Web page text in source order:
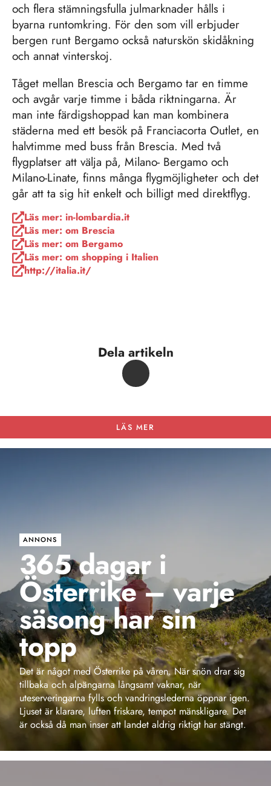
Tåget mellan Brescia och Bergamo tar en timme
och avgår varje timme i båda riktningarna. Är
man inte färdigshoppad kan man kombinera
städerna med ett besök på Franciacorta Outlet, en
halvtimme med buss från Brescia. Med två
flygplatser att välja på, Milano- Bergamo och
Milano-Linate, finns många flygmöjligheter och det
går att ta sig hit enkelt och billigt med direktflyg.
Läs mer: in-lombardia.it
Läs mer: om Brescia
Läs mer: om Bergamo
Läs mer: om shopping i Italien
LÄS MER
365 dagar i
Österrike – varje
säsong har sin
topp
Det är något med Österrike på våren. När snön drar sig
tillbaka och alpängarna långsamt vaknar, när
uteserveringarna fylls och vandringslederna öppnar igen.
Ljuset är klarare, luften friskare, tempot mänskligare. Det
är också då man inser att landet aldrig riktigt har stängt.